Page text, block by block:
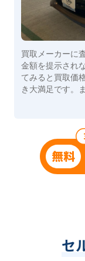
買取メーカーに
金額を提示され
てみると買取価
き大満足です。
セ